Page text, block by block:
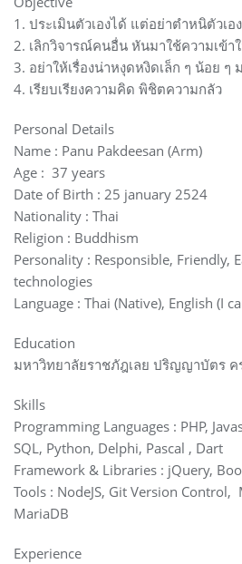
1. ประเมินตัวเองได้ แต่อย่าตำหนิตัวเอง
2. เลิกวิจารณ์คนอื่น หันมาใช้ความเข้า
3. อย่าให้เรื่องน่าหงุดหงิดเล็ก ๆ น้อย ๆ
4. เรียบเรียงความคิด พิชิตความกลัว
Personal Details
Name : Panu Pakdeesan (Arm)
Age : 37 years
Date of Birth : 25 january 2524
Nationality : Thai
Religion : Buddhism
Personality : Responsible, Friendly,
technologies
Language : Thai (Native), English (I
Education
มหาวิทยาลัยราชภัฎเลย ปริญญาบัตร
Skills
Programming Languages : PHP,
SQL, Python, Delphi, Pascal , Dart
Framework & Libraries : jQuery,
Tools : NodeJS, Git Version Control,
MariaDB
Experience